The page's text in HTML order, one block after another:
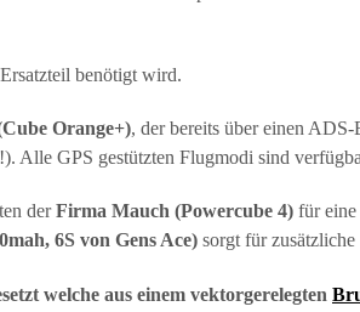
benötigt wird.
Orange+), der bereits über einen
Alle GPS gestützten Flugmodi sind
derFirma Mauch (Powercube 4) für eine
6S von Gens Ace) sorgt für zusätzliche
welche aus einem vektorgerelegten